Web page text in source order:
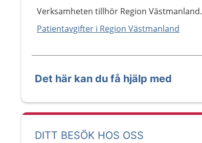
Verksamheten tillhör Region Västmanland.
Patientavgifter i Region Västmanland
Det här kan du få hjälp med
DITT BESÖK HOS OSS